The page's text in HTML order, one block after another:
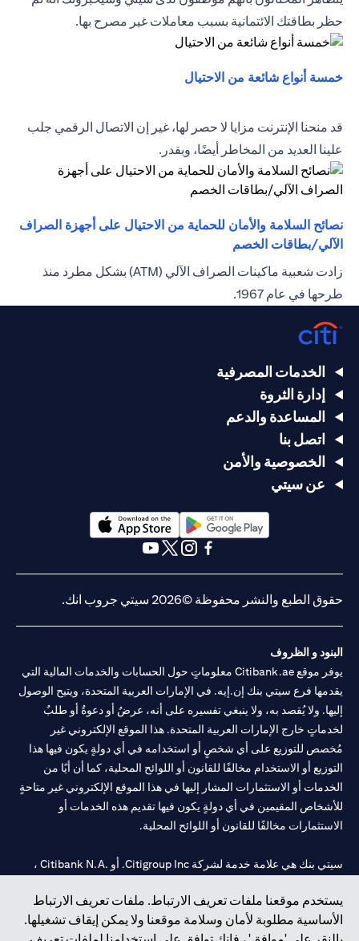
حظر بطاقتك الائتمانية بسبب معاملات غير مصرح بها.
خمسة أنواع شائعة من الاحتيال
قد منحنا الإنترنت مزايا لا حصر لها، غير إن الاتصال الرقمي جلب
علينا العديد من المخاطر أيضًا، وبقدر.
نصائح السلامة والأمان للحماية من الاحتيال على أجهزة الصراف
الآلي/بطاقات الخصم
زادت شعبية ماكينات الصراف الآلي (ATM) بشكل مطرد منذ
طرحها في عام 1967.
يستخدم موقعنا ملفات تعريف الارتباط. ملفات تعريف الارتباط
الأساسية مطلوبة لأمان وسلامة موقعنا ولا يمكن إيقاف تشغيلها.
الخدمات المصرفية
إدارة الثروة
المساعدة والدعم
اتصل بنا
الخصوصية والأمن
عن سيتي
(opens in a new tab)
حقوق الطبع والنشر محفوظة ©2026 سيتي جروب انك.
البنود و الظروف
يوفر موقع Citibank.ae معلوماتٍ حول الحسابات والخدمات المالية التي
يقدمها فرع سيتي بنك إن.إيه. في الإمارات العربية المتحدة، ويتيح الوصول
إليها. ولا يُقصد به، ولا ينبغي تفسيره على أنه، عرضٌ أو دعوةٌ أو طلبٌ
لخدماتٍ خارج الإمارات العربية المتحدة. هذا الموقع الإلكتروني غير
مُخصص للتوزيع على أي شخصٍ أو استخدامه في أي دولةٍ يكون فيها هذا
التوزيع أو الاستخدام مخالفًا للقانون أو اللوائح المحلية، كما أن أيًا من
الخدمات أو الاستثمارات المشار إليها في هذا الموقع الإلكتروني غير متاحةٍ
للأشخاص المقيمين في أي دولةٍ يكون فيها تقديم هذه الخدمات أو
الاستثمارات مخالفًا للقانون أو اللوائح المحلية.
سيتي بنك هي علامة خدمة لشركة Citigroup Inc. أو .Citibank N.A ،
سيتي بنك إن. إيه. الإمارات مسجل لدى مصرف الإمارات المركزي تحت